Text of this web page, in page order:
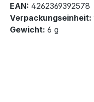
EAN: 4262369392578
Verpackungseinheit:
Gewicht: 6 g